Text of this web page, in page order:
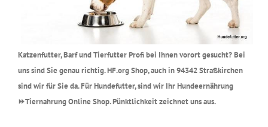
Katzenfutter, Barf und Tierfutter Profi bei Ihnen vorort gesucht? Bei
uns sind Sie genau richtig. HF.org Shop, auch in 94342 Straßkirchen
sind wir für Sie da. Für Hundefutter, sind wir Ihr Hundeernährung
⏩Tiernahrung Online Shop. Pünktlichkeit zeichnet uns aus.